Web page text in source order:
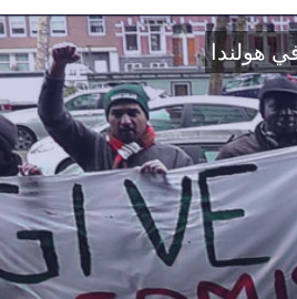
السورية لتعزيز الوحدة